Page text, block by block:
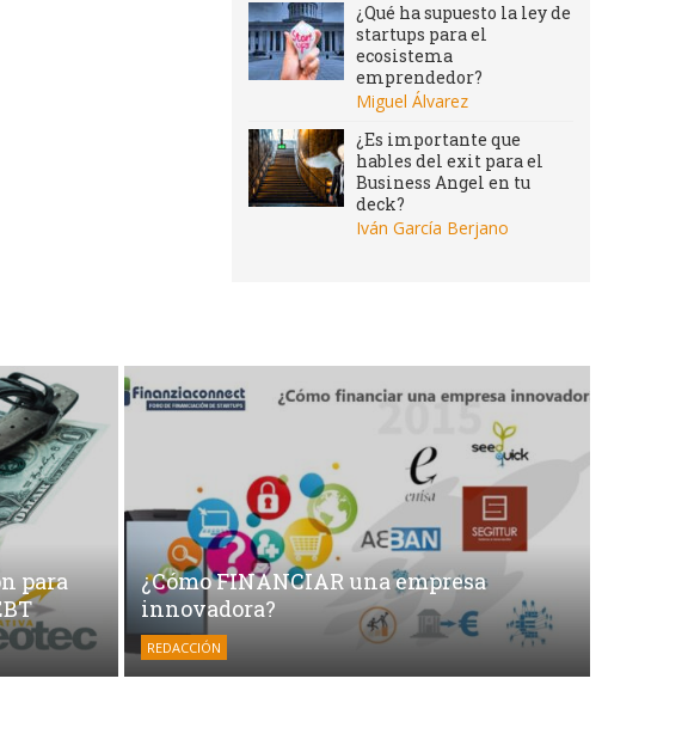
¿Qué ha supuesto la ley de
startups para el
ecosistema
emprendedor?
Miguel Álvarez
¿Es importante que
hables del exit para el
Business Angel en tu
deck?
Iván García Berjano
para
¿Cómo FINANCIAR una empresa
innovadora?
REDACCIÓN